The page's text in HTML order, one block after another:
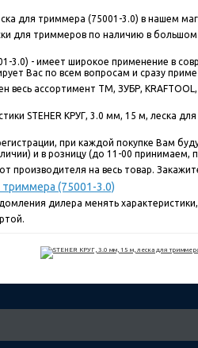
для триммера (75001-3.0) в нашем
триммеров по наличию в большом
3.0) - имеет широкое применение в
Вас по всем вопросам и сразу
ассортимент ТМ, ЗУБР, KRAFTOOL,
STEHER КРУГ, 3.0 мм, 15 м, леска
при каждой покупке Вам
и в розницу (до 11-00 принимаем,
производителя на весь товар.
(75001-3.0)
дилера менять